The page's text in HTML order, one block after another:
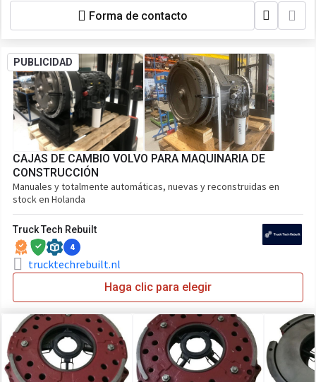
Forma de contacto
PUBLICIDAD
CAJAS DE CAMBIO VOLVO PARA MAQUINARIA DE
CONSTRUCCIÓN
Manuales y totalmente automáticas, nuevas y reconstruidas en
stock en Holanda
Truck Tech Rebuilt
4
trucktechrebuilt.nl
Haga clic para elegir